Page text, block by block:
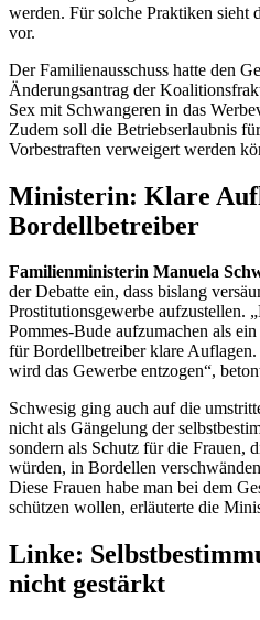
werden. Für solche Praktiken sieht
vor.
Der Familienausschuss hatte den
Änderungsantrag der
Sex mit Schwangeren in das
Zudem soll die Betriebserlaubnis
Vorbestraften verweigert werden
Ministerin: Klare
Bordellbetreiber
Familienministerin Manuela
der Debatte ein, dass bislang
Prostitutionsgewerbe aufzustellen.
Pommes-Bude aufzumachen als
für Bordellbetreiber klare
wird das Gewerbe entzogen“,
Schwesig ging auch auf die
nicht als Gängelung der
sondern als Schutz für die Frauen,
würden, in Bordellen
Diese Frauen habe man bei dem
schützen wollen, erläuterte die
Linke:
nicht gestärkt